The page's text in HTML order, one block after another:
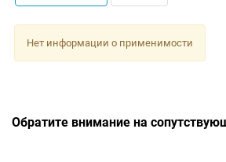
Нет информации о применимости
Обратите внимание на